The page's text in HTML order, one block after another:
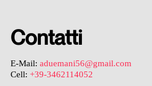
Contatti
E-Mail: aduemani56@gmail.com
Cell: +39-3462114052